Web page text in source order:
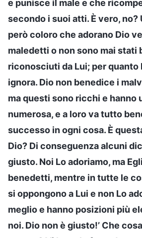
e punisce il male e che
secondo i suoi atti. È vero, no?
però coloro che adorano Dio
maledetti o non sono mai stati
riconosciuti da Lui; per quanto
ignora. Dio non benedice i
ma questi sono ricchi e hanno
numerosa, e a loro va tutto
successo in ogni cosa. È
Dio? Di conseguenza alcuni
giusto. Noi Lo adoriamo, ma
benedetti, mentre in tutte le
si oppongono a Lui e non Lo
meglio e hanno posizioni più
noi. Dio non è giusto!’ Che